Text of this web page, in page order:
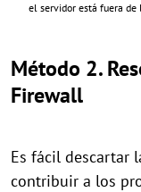
el servidor está fuera de
Método 2.
Firewall
Es fácil descartar
contribuir a los